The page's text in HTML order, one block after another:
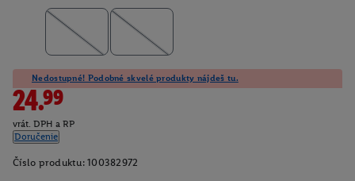
Nedostupné! Podobné skvelé produkty nájdeš tu.
24.99
vrát. DPH a RP
Doručenie
Číslo produktu: 100382972